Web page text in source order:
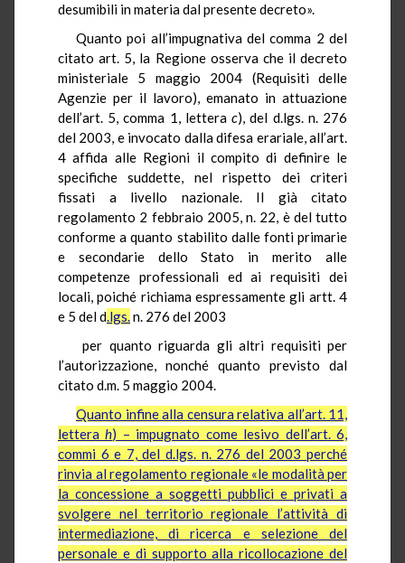
desumibili in materia dal presente decreto».
Quanto poi all’impugnativa del comma 2 del
citato art. 5, la Regione osserva che il decreto
ministeriale 5 maggio 2004 (Requisiti delle
Agenzie per il lavoro), emanato in attuazione
dell’art. 5, comma 1, letterac), del d.lgs. n. 276
del 2003, e invocato dalla difesa erariale, all’art.
4 affida alle Regioni il compito di definire le
specifiche suddette, nel rispetto dei criteri
fissati a livello nazionale. Il già citato
regolamento 2 febbraio 2005, n. 22, è del tutto
conforme a quanto stabilito dalle fonti primarie
e secondarie dello Stato in merito alle
competenze professionali ed ai requisiti dei
locali, poiché richiama espressamente gli artt. 4
e 5 del d.lgs.n. 276 del 2003
per quanto riguarda gli altri requisiti per
l’autorizzazione, nonché quanto previsto dal
citato d.m. 5 maggio 2004.
Quanto infine alla censura relativa all’art. 11,
lettera h) – impugnato come lesivo dell’art. 6,
commi 6 e 7, del d.lgs. n. 276 del 2003 perché
rinvia al regolamento regionale «le modalità per
la concessione a soggetti pubblici e privati a
svolgere nel territorio regionale l’attività di
intermediazione, di ricerca e selezione del
personale e di supporto alla ricollocazione del